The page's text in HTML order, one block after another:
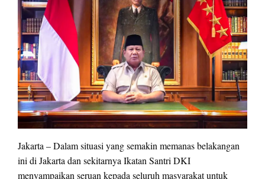
Jakarta – Dalam situasi yang semakin memanas belakangan
ini di Jakarta dan sekitarnya Ikatan Santri DKI
menyampaikan seruan kepada seluruh masyarakat untuk